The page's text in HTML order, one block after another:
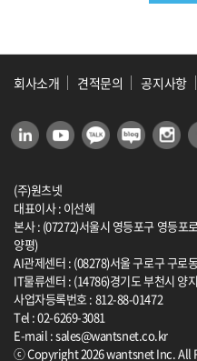
회사소개 견적문의 공지사항
(주)원츠넷
대표이사 : 이선혜
본사 : (07272)서울시 영등포구 영등포
양평)
AI관제센터 : (08278)서울 구로구 구로
IT물류센터 : (14786)경기도 부천시 양
사업자등록번호 : 812-88-01472
Tel : 02-6269-3081
E-mail : sales@wantsnet.co.kr
ⓒ Copyright 2026 wantsnet Inc. All